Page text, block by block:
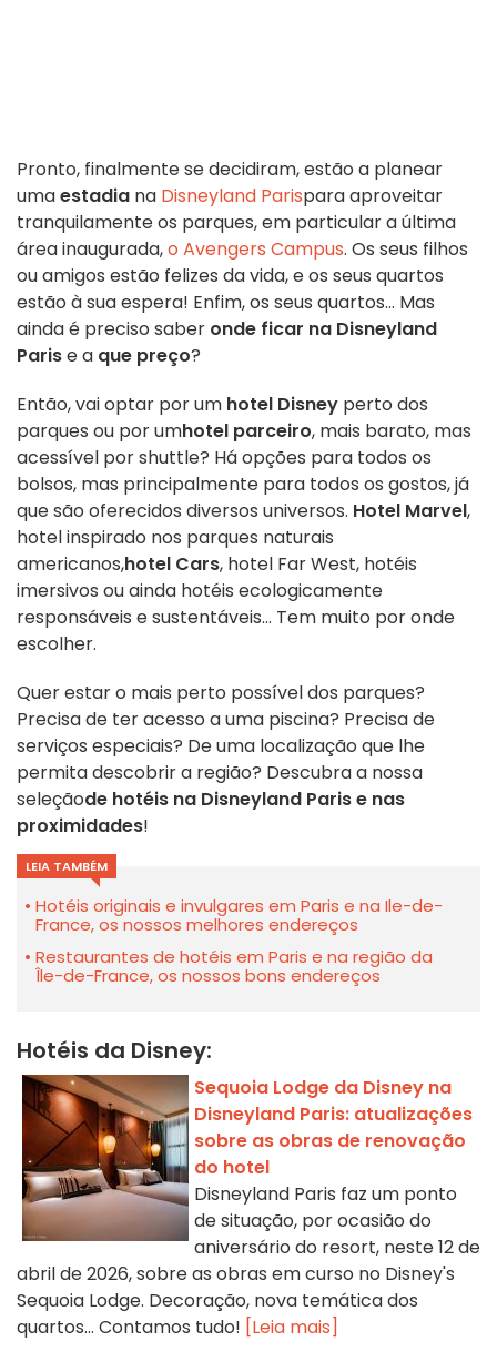
Pronto, finalmente se decidiram, estão a planear
umaestadia na Disneyland Parispara aproveitar
tranquilamente os parques, em particular a última
área inaugurada,o Avengers Campus. Os seus filhos
ou amigos estão felizes da vida, e os seus quartos
estão à sua espera! Enfim, os seus quartos... Mas
ainda é preciso saber onde ficar na Disneyland
Parise a que preço?
Então, vai optar por um hotel Disney perto dos
parques ou por umhotel parceiro, mais barato, mas
acessível por shuttle? Há opções para todos os
bolsos, mas principalmente para todos os gostos, já
que são oferecidos diversos universos. Hotel Marvel,
hotel inspirado nos parques naturais
americanos,hotel Cars, hotel Far West, hotéis
imersivos ou ainda hotéis ecologicamente
responsáveis e sustentáveis... Tem muito por onde
escolher.
Quer estar o mais perto possível dos parques?
Precisa de ter acesso a uma piscina? Precisa de
serviços especiais? De uma localização que lhe
permita descobrir a região? Descubra a nossa
seleçãode hotéis na Disneyland Paris e nas
proximidades!
LEIA TAMBÉM
Hotéis originais e invulgares em Paris e na Ile-de-
France, os nossos melhores endereços
Restaurantes de hotéis em Paris e na região da
Île-de-France, os nossos bons endereços
Hotéis da Disney:
Sequoia Lodge da Disney na
Disneyland Paris: atualizações
sobre as obras de renovação
do hotel
Disneyland Paris faz um ponto
de situação, por ocasião do
aniversário do resort, neste 12 de
abril de 2026, sobre as obras em curso no Disney's
Sequoia Lodge. Decoração, nova temática dos
quartos... Contamos tudo! [Leia mais]